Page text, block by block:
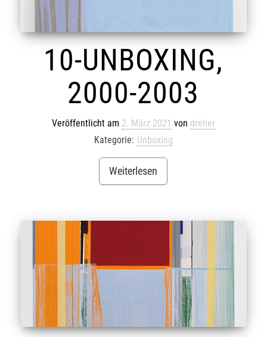
10-UNBOXING,
2000-2003
Veröffentlicht am 2. März 2021 von dreher
Kategorie: Unboxing
Weiterlesen